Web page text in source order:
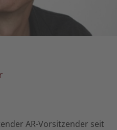
AR-Vorsitzender seit